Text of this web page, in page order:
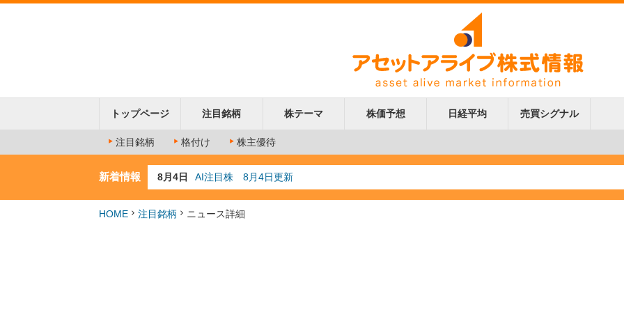
トップページ 注目銘柄 株テーマ 株価予想 日経平均 売買シグナル
注目銘柄 格付け 株主優待
新着情報 8月4日
AI注目株 8月4日更新
8月3日
人気業種注目株 8月3日更新
7月29日
日経225シグナル点灯
HOME 注目銘柄 ニュース詳細